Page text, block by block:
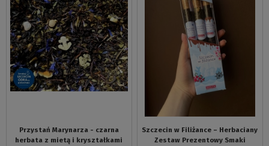
Przystań Marynarza - czarna
herbata z mietą i kryształkami
Szczecin w Filiżance – Herbaciany
Zestaw Prezentowy Smaki